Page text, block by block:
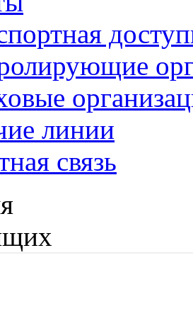
линии
связь